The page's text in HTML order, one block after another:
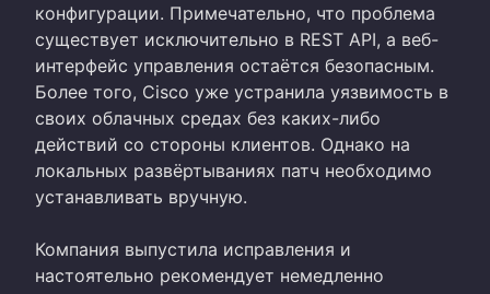
конфигурации. Примечательно, что проблема
существует исключительно в REST API, а веб-
интерфейс управления остаётся безопасным.
Более того, Cisco уже устранила уязвимость в
своих облачных средах без каких-либо
действий со стороны клиентов. Однако на
локальных развёртываниях патч необходимо
устанавливать вручную.
Компания выпустила исправления и
настоятельно рекомендует немедленно